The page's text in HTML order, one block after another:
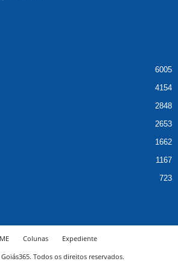
6005
4154
2848
2653
1662
1167
723
Colunas
Expediente
Todos os direitos reservados.